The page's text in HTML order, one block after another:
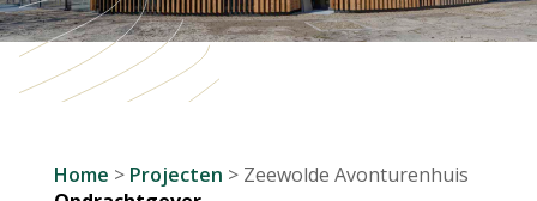
Home > Projecten > Zeewolde Avonturenhuis